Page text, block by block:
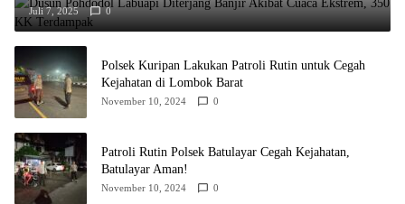
Juli 7, 2025 0
Polsek Kuripan Lakukan Patroli Rutin untuk Cegah
Kejahatan di Lombok Barat
November 10, 2024 0
Patroli Rutin Polsek Batulayar Cegah Kejahatan,
Batulayar Aman!
November 10, 2024 0